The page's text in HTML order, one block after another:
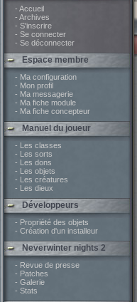
- Accueil
- Archives
- S'inscrire
- Se connecter
- Se déconnecter
Espace membre
- Ma configuration
- Mon profil
- Ma messagerie
- Ma fiche module
- Ma fiche concepteur
Manuel du joueur
- Les classes
- Les sorts
- Les dons
- Les objets
- Les créatures
- Les dieux
Développeurs
- Propriété des objets
- Création d'un installeur
Neverwinter nights 2
- Revue de presse
- Patches
- Galerie
- Stats